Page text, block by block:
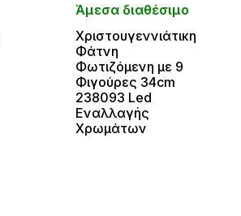
Άμεσα διαθέσιμο
Χριστουγεννιάτικη
Φάτνη
Φωτιζόμενη με 9
Φιγούρες 34cm
238093 Led
Εναλλαγής
Χρωμάτων